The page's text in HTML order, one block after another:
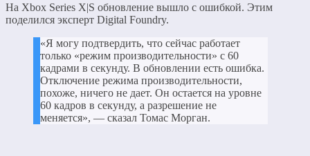
На Xbox Series X|S обновление вышло с ошибкой. Этим
поделился эксперт Digital Foundry.
«Я могу подтвердить, что сейчас работает
только «режим производительности» с 60
кадрами в секунду. В обновлении есть ошибка.
Отключение режима производительности,
похоже, ничего не дает. Он остается на уровне
60 кадров в секунду, а разрешение не
меняется», — сказал Томас Морган.